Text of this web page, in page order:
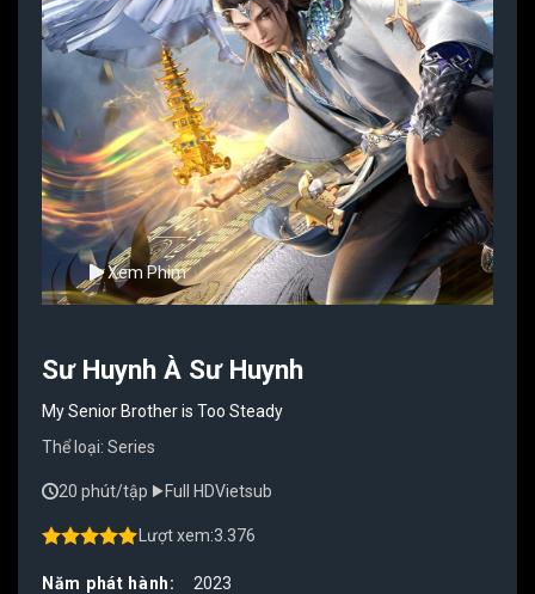
Xem Phim
Sư Huynh À Sư Huynh
My Senior Brother is Too Steady
Thể loại: Series
20 phút/tập Full HDVietsub
5
Lượt xem:3.376
Năm phát hành:
2023